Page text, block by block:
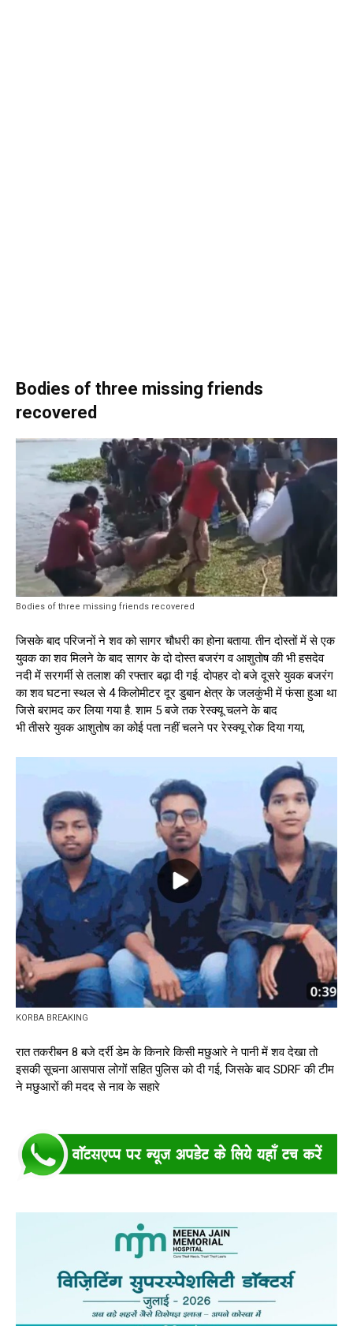
Bodies of three missing friends
recovered
Bodies of three missing friends recovered
जिसके बाद परिजनों ने शव को सागर चौधरी का होना बताया. तीन दोस्तों में से एक
युवक का शव मिलने के बाद सागर के दो दोस्त बजरंग व आशुतोष की भी हसदेव
नदी में सरगर्मी से तलाश की रफ्तार बढ़ा दी गई. दोपहर दो बजे दूसरे युवक बजरंग
का शव घटना स्थल से 4 किलोमीटर दूर डुबान क्षेत्र के जलकुंभी में फंसा हुआ था
जिसे बरामद कर लिया गया है. शाम 5 बजे तक रेस्क्यू चलने के बाद
भी तीसरे युवक आशुतोष का कोई पता नहीं चलने पर रेस्क्यू रोक दिया गया,
KORBA BREAKING
रात तकरीबन 8 बजे दर्री डेम के किनारे किसी मछुआरे ने पानी में शव देखा तो
इसकी सूचना आसपास लोगों सहित पुलिस को दी गई, जिसके बाद SDRF की टीम
ने मछुआरों की मदद से नाव के सहारे